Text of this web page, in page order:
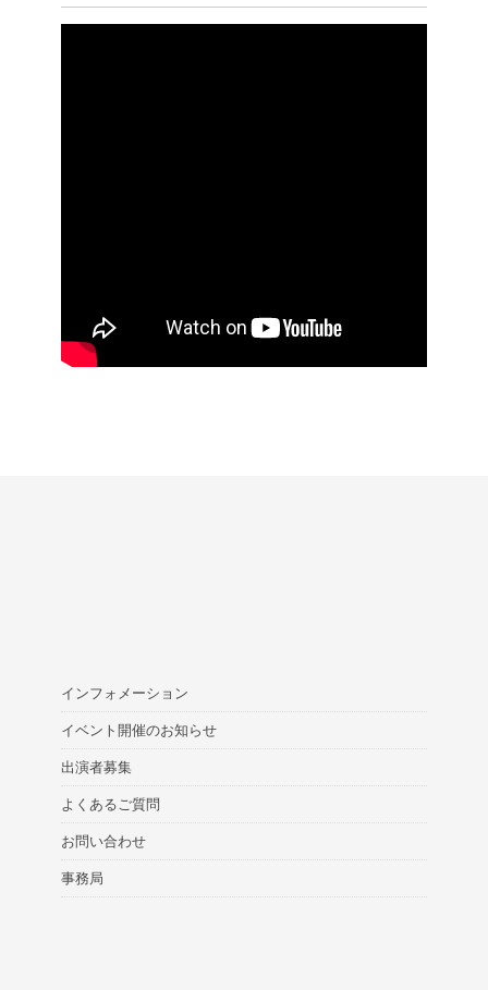
インフォメーション
イベント開催のお知らせ
出演者募集
よくあるご質問
お問い合わせ
事務局